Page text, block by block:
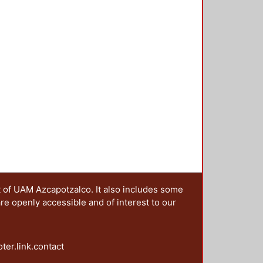
UAM Azcapotzalco. It also includes some
openly accessible and of interest to our